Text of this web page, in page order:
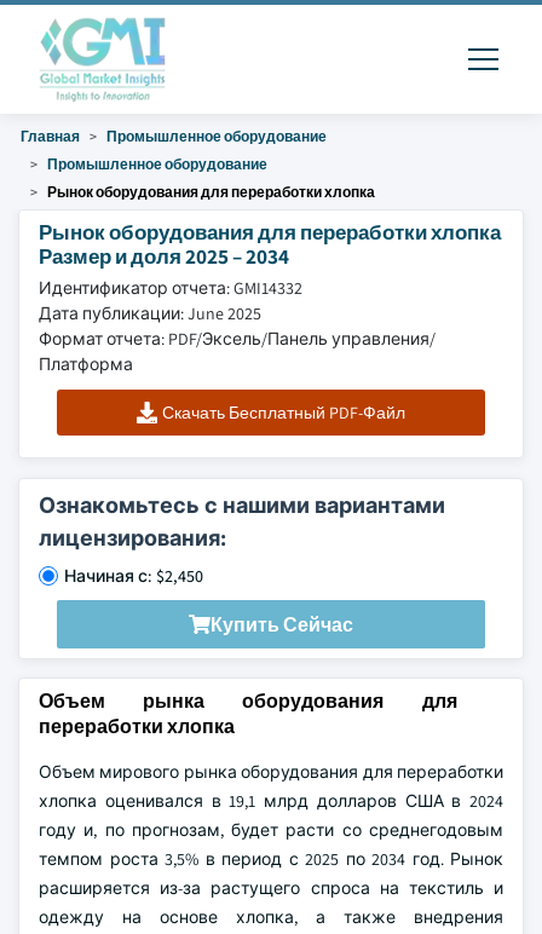
Главная
Промышленное оборудование
Промышленное оборудование
Рынок оборудования для переработки хлопка
Рынок оборудования для переработки хлопка
Размер и доля 2025 – 2034
Идентификатор отчета: GMI14332
Дата публикации: June 2025
Формат отчета: PDF/Эксель/Панель управления/
Платформа
Скачать Бесплатный PDF-Файл
Ознакомьтесь с нашими вариантами
лицензирования:
Начиная с: $2,450
Купить Сейчас
Объем рынка оборудования для
переработки хлопка
Объем мирового рынка оборудования для переработки
хлопка оценивался в 19,1 млрд долларов США в 2024
году и, по прогнозам, будет расти со среднегодовым
темпом роста 3,5% в период с 2025 по 2034 год. Рынок
расширяется из-за растущего спроса на текстиль и
одежду на основе хлопка, а также внедрения